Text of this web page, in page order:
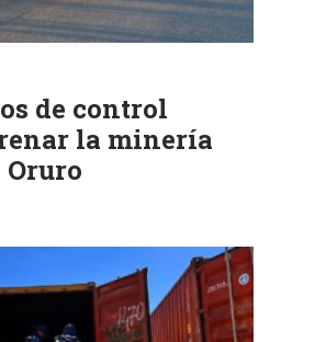
de control
la minería